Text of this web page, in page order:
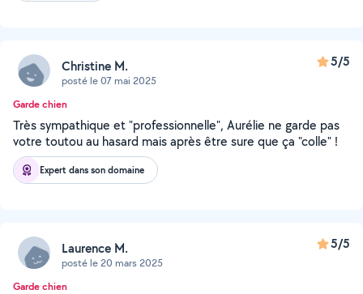
Christine M.
posté le 07 mai 2025
5/5
Garde chien
Très sympathique et "professionnelle", Aurélie ne garde pas
votre toutou au hasard mais après être sure que ça "colle" !
Expert dans son domaine
Laurence M.
posté le 20 mars 2025
5/5
Garde chien